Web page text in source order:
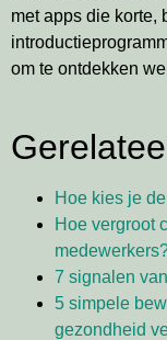
met apps die korte,
om te ontdekken
Hoe kies je
Hoe vergroot
7 signalen
5 simpele
gezondheid